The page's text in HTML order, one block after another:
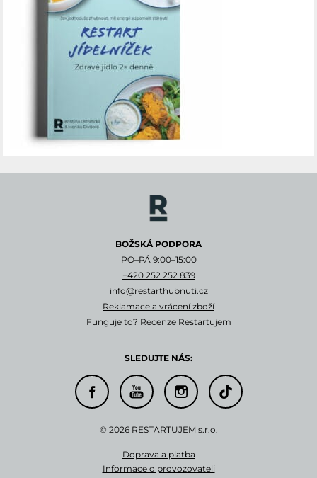
BOŽSKÁ PODPORA
PO–PÁ 9:00–15:00
+420 252 252 839
info@restarthubnuti.cz
Reklamace a vrácení zboží
Funguje to? Recenze Restartujem
SLEDUJTE NÁS:
© 2026 RESTARTUJEM s.r.o.
Doprava a platba
Informace o provozovateli